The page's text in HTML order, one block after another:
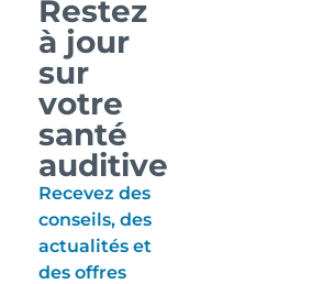
Restez
à jour
sur
votre
santé
auditive
Recevez des
conseils, des
actualités et
des offres